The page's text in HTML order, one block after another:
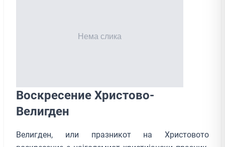
Воскресение Христово-
Велигден
Велигден, или празникот на Христовото